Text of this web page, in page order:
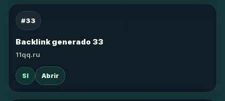
#33
Backlink generado 33
11qq.ru
SI Abrir